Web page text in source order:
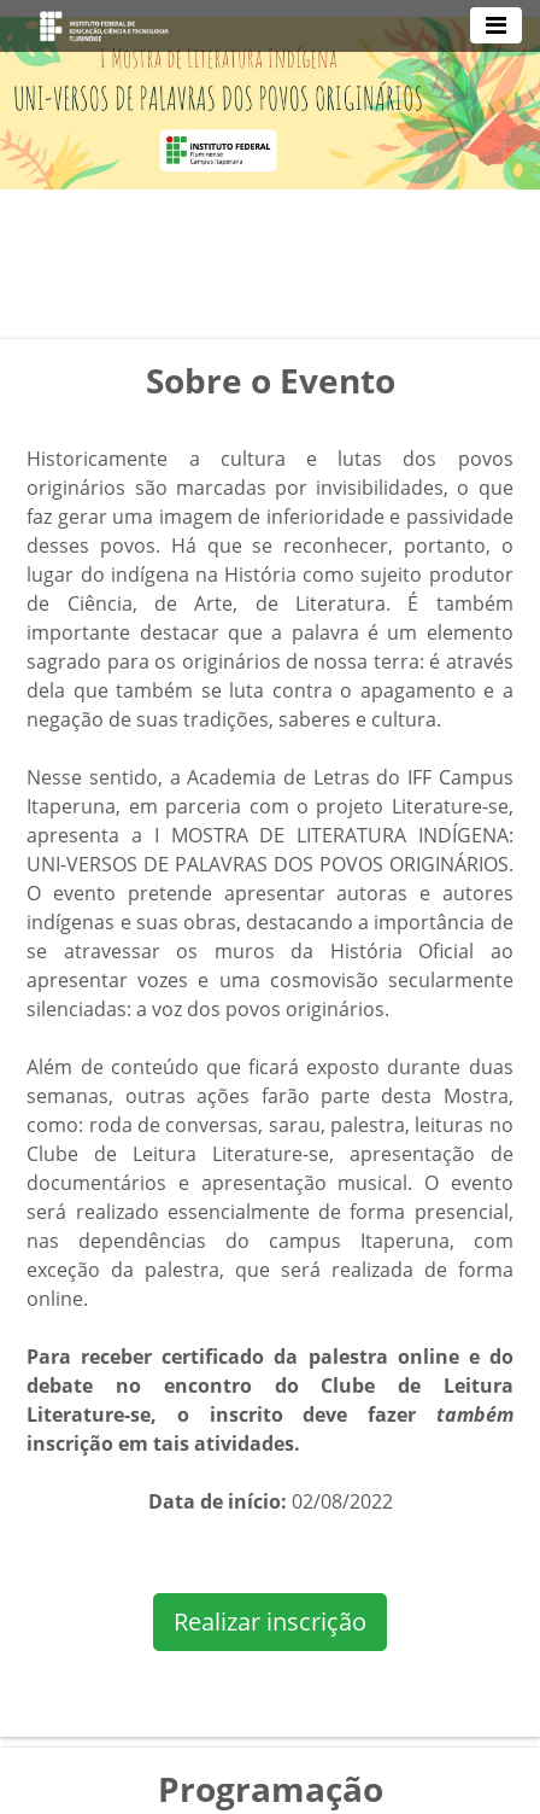
Sobre o Evento
Historicamente a cultura e lutas dos povos
originários são marcadas por invisibilidades, o que
faz gerar uma imagem de inferioridade e passividade
desses povos. Há que se reconhecer, portanto, o
lugar do indígena na História como sujeito produtor
de Ciência, de Arte, de Literatura. É também
importante destacar que a palavra é um elemento
sagrado para os originários de nossa terra: é através
dela que também se luta contra o apagamento e a
negação de suas tradições, saberes e cultura.
Nesse sentido, a Academia de Letras do IFF Campus
Itaperuna, em parceria com o projeto Literature-se,
apresenta a I MOSTRA DE LITERATURA INDÍGENA:
UNI-VERSOS DE PALAVRAS DOS POVOS ORIGINÁRIOS.
O evento pretende apresentar autoras e autores
indígenas e suas obras, destacando a importância de
se atravessar os muros da História Oficial ao
apresentar vozes e uma cosmovisão secularmente
silenciadas: a voz dos povos originários.
Além de conteúdo que ficará exposto durante duas
semanas, outras ações farão parte desta Mostra,
como: roda de conversas, sarau, palestra, leituras no
Clube de Leitura Literature-se, apresentação de
documentários e apresentação musical. O evento
será realizado essencialmente de forma presencial,
nas dependências do campus Itaperuna, com
exceção da palestra, que será realizada de forma
online.
Para receber certificado da palestra online e do
debate no encontro do Clube de Leitura
Literature-se, o inscrito deve fazer também
inscrição em tais atividades.
Data de início: 02/08/2022
Realizar inscrição
Programação